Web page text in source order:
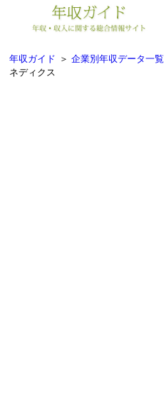
年収ガイド ＞ 企業別年収データ一覧
ネディクス